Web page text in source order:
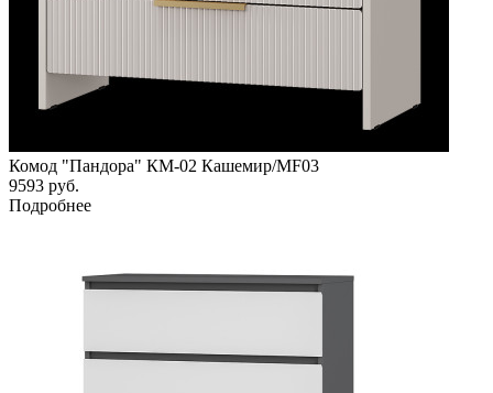
Комод "Пандора" КМ-02 Кашемир/MF03
9593 руб.
Подробнее